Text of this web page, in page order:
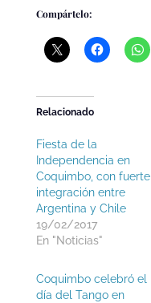
Compártelo:
Relacionado
Fiesta de la
Independencia en
Coquimbo, con fuerte
integración entre
Argentina y Chile
19/02/2017
En "Noticias"
Coquimbo celebró el
día del Tango en